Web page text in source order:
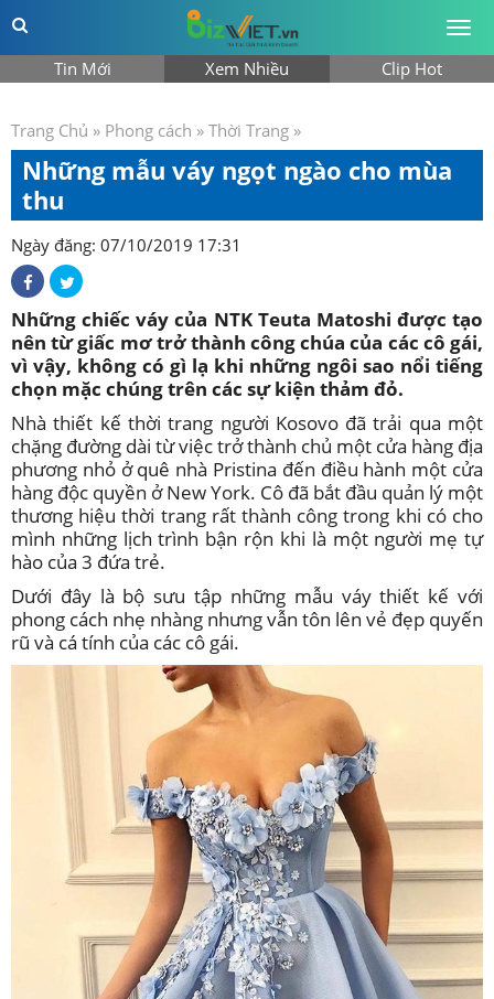
Tin Mới Xem Nhiều Clip Hot
Trang Chủ » Phong cách » Thời Trang »
Những mẫu váy ngọt ngào cho mùa
thu
Ngày đăng: 07/10/2019 17:31
Những chiếc váy của NTK Teuta Matoshi được tạo
nên từ giấc mơ trở thành công chúa của các cô gái,
vì vậy, không có gì lạ khi những ngôi sao nổi tiếng
chọn mặc chúng trên các sự kiện thảm đỏ.
Nhà thiết kế thời trang người Kosovo đã trải qua một
chặng đường dài từ việc trở thành chủ một cửa hàng địa
phương nhỏ ở quê nhà Pristina đến điều hành một cửa
hàng độc quyền ở New York. Cô đã bắt đầu quản lý một
thương hiệu thời trang rất thành công trong khi có cho
mình những lịch trình bận rộn khi là một người mẹ tự
hào của 3 đứa trẻ.
Dưới đây là bộ sưu tập những mẫu váy thiết kế với
phong cách nhẹ nhàng nhưng vẫn tôn lên vẻ đẹp quyến
rũ và cá tính của các cô gái.